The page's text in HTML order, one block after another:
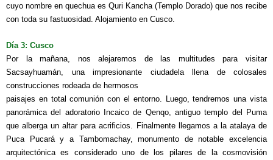
cuyo nombre en quechua es Quri Kancha (Templo Dorado) que nos recibe
con toda su fastuosidad. Alojamiento en Cusco.
Día 3: Cusco
Por la mañana, nos alejaremos de las multitudes para visitar
Sacsayhuamán, una impresionante ciudadela llena de colosales
construcciones rodeada de hermosos
paisajes en total comunión con el entorno. Luego, tendremos una vista
panorámica del adoratorio Incaico de Qenqo, antiguo templo del Puma
que alberga un altar para acrificios. Finalmente llegamos a la atalaya de
Puca Pucará y a Tambomachay, monumento de notable excelencia
arquitectónica es considerado uno de los pilares de la cosmovisión